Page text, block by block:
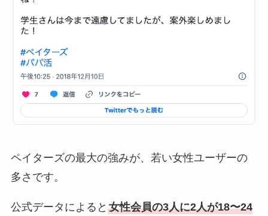
ペイターズの最大の強みが、若い女性ユーザーの
多さです。
公式データによると 女性会員の3人に2人が18〜24